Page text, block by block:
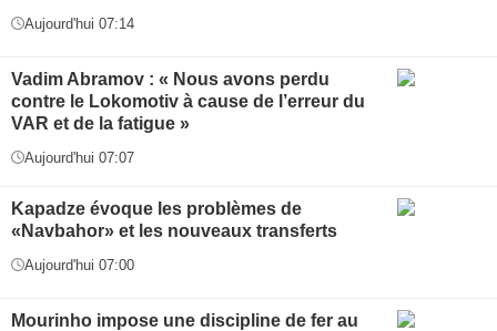
Aujourd'hui 07:14
Vadim Abramov : « Nous avons perdu
contre le Lokomotiv à cause de l’erreur du
VAR et de la fatigue »
Aujourd'hui 07:07
Kapadze évoque les problèmes de
«Navbahor» et les nouveaux transferts
Aujourd'hui 07:00
Mourinho impose une discipline de fer au